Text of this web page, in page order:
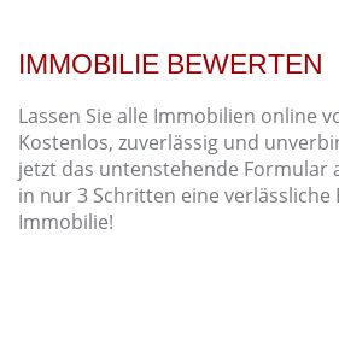
IMMOBILIE BEWERTEN
Lassen Sie alle Immobilien online
Kostenlos, zuverlässig und
jetzt das untenstehende Formular
in nur 3 Schritten eine verlässliche
Immobilie!